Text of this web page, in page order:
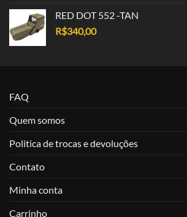
RED DOT 552 -TAN
R$340,00
FAQ
Quem somos
Politica de trocas e devoluções
Contato
Minha conta
Carrinho